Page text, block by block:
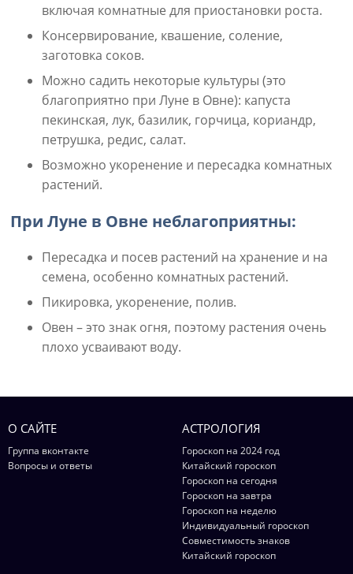
включая комнатные для приостановки роста.
Консервирование, квашение, соление,
заготовка соков.
Можно садить некоторые культуры (это
благоприятно при Луне в Овне): капуста
пекинская, лук, базилик, горчица, кориандр,
петрушка, редис, салат.
Возможно укоренение и пересадка комнатных
растений.
При Луне в Овне неблагоприятны:
Пересадка и посев растений на хранение и на
семена, особенно комнатных растений.
Пикировка, укоренение, полив.
Овен – это знак огня, поэтому растения очень
плохо усваивают воду.
О САЙТЕ
Группа вконтакте
Вопросы и ответы
АСТРОЛОГИЯ
Гороскоп на 2024 год
Китайский гороскоп
Гороскоп на сегодня
Гороскоп на завтра
Гороскоп на неделю
Индивидуальный гороскоп
Совместимость знаков
Китайский гороскоп